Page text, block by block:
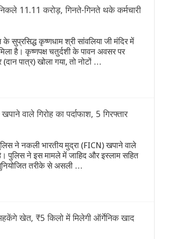
11.11 करोड़, गिनते-गिनते थके कर्मचारी
कृष्णधाम श्री सांवलिया जी मंदिर में
है। कृष्णपक्ष चतुर्दशी के पावन अवसर पर
पात्र) खोला गया, तो नोटों …
वाले गिरोह का पर्दाफाश, 5 गिरफ्तार
ने नकली भारतीय मुद्रा (FICN) खपाने वाले
पुलिस ने इस मामले में जाहिद और इस्लाम सहित
तरीके से असली …
खेत, ₹5 किलो में मिलेगी ऑर्गेनिक खाद